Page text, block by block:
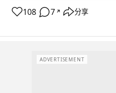
108 7 ↗ 分享
ADVERTISEMENT